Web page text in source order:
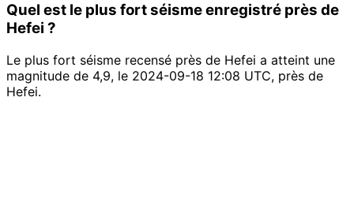
Quel est le plus fort séisme enregistré près de
Hefei ?
Le plus fort séisme recensé près de Hefei a atteint une
magnitude de 4,9, le 2024-09-18 12:08 UTC, près de
Hefei.